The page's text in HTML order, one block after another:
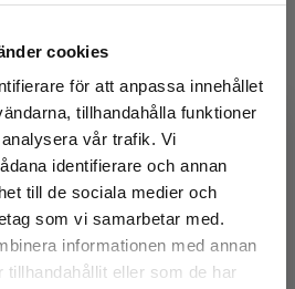
cookies
för att anpassa innehållet
tillhandahålla funktioner
vår trafik. Vi
identifierare och annan
till de sociala medier och
som vi samarbetar med.
informationen med annan
tillhandahållit eller som de har
fraktregion
besöker
I
Sigrid m.fl. (red.)